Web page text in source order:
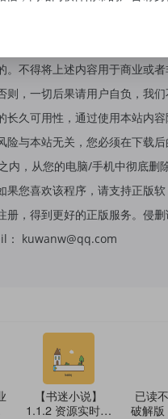
有内容及软件的文章仅限用于
。不得将上述内容用于商业或
则，一切后果请用户自负，我们
长久可用性，通过使用本站内
险与本站无关，您必须在下载后
内，从您的电脑/手机中彻底删
果您喜欢该程序，请支持正版软
册，得到更好的正版服务。侵
： kuwanw@qq.com
【书迷小说】
1.1.2 资源实时更
已读
破解